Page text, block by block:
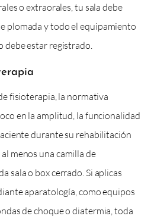
o extraorales, tu sala debe
plomada y todo el equipamiento
estar registrado.
fisioterapia, la normativa
en la amplitud, la funcionalidad
durante su rehabilitación
al menos una camilla de
sala o box cerrado. Si aplicas
aparatología, como equipos
de choque o diatermia, toda